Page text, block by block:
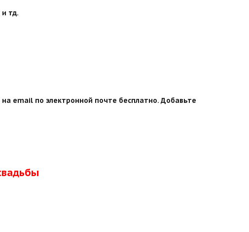
тд.
email по электронной почте бесплатно. Добавьте